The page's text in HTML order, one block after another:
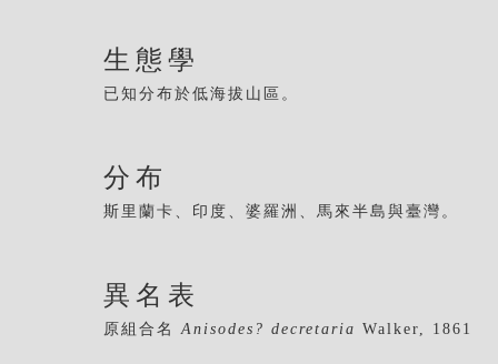
生態學
已知分布於低海拔山區。
分布
斯里蘭卡、印度、婆羅洲、馬來半島與臺灣。
異名表
原組合名Anisodes? decretaria Walker, 1861